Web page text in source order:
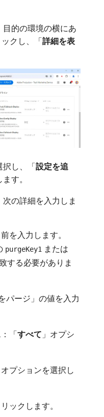
的の環境の横にあ
ックし、「詳細を表
択し、「設定を追
す。
の詳細を入力しま
を入力します。
purgeKey1 または
する必要がありま
パージ」の値を入力
：「すべて 」オプシ
オプションを選択し
ックします。